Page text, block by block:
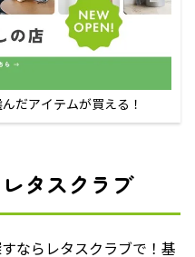
だアイテムが買える！
タスクラブ
ならレタスクラブで！基